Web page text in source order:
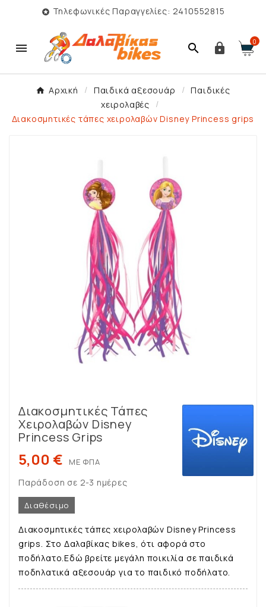
 Τηλεφωνικές Παραγγελίες: 2410552815
   0
Αρχική Παιδικά αξεσουάρ
Παιδικές
χειρολαβές
Διακοσμητικές τάπες χειρολαβών Disney Princess grips
Διακοσμητικές Τάπες
Χειρολαβών Disney
Princess Grips
5,00 € ΜΕ ΦΠΑ
Παράδοση σε 2-3 ημέρες
Διαθέσιμο
Διακοσμητικές τάπες χειρολαβών Disney Princess
grips. Στο Δαλαβίκας bikes, ότι αφορά στο
ποδήλατο.Εδώ βρείτε μεγάλη ποικιλία σε παιδικά
ποδηλατικά αξεσουάρ για το παιδικό ποδήλατο.